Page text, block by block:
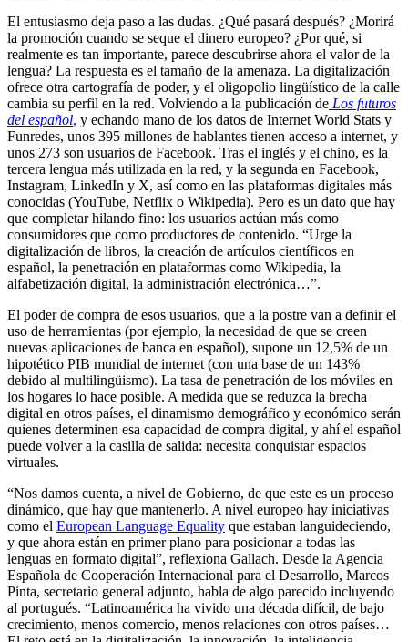
El entusiasmo deja paso a las dudas. ¿Qué pasará después? ¿Morirá
la promoción cuando se seque el dinero europeo? ¿Por qué, si
realmente es tan importante, parece descubrirse ahora el valor de la
lengua? La respuesta es el tamaño de la amenaza. La digitalización
ofrece otra cartografía de poder, y el oligopolio lingüístico de la calle
cambia su perfil en la red. Volviendo a la publicación de Los futuros
del español, y echando mano de los datos de Internet World Stats y
Funredes, unos 395 millones de hablantes tienen acceso a internet, y
unos 273 son usuarios de Facebook. Tras el inglés y el chino, es la
tercera lengua más utilizada en la red, y la segunda en Facebook,
Instagram, LinkedIn y X, así como en las plataformas digitales más
conocidas (YouTube, Netflix o Wikipedia). Pero es un dato que hay
que completar hilando fino: los usuarios actúan más como
consumidores que como productores de contenido. “Urge la
digitalización de libros, la creación de artículos científicos en
español, la penetración en plataformas como Wikipedia, la
alfabetización digital, la administración electrónica…”.
El poder de compra de esos usuarios, que a la postre van a definir el
uso de herramientas (por ejemplo, la necesidad de que se creen
nuevas aplicaciones de banca en español), supone un 12,5% de un
hipotético PIB mundial de internet (con una base de un 143%
debido al multilingüismo). La tasa de penetración de los móviles en
los hogares lo hace posible. A medida que se reduzca la brecha
digital en otros países, el dinamismo demográfico y económico serán
quienes determinen esa capacidad de compra digital, y ahí el español
puede volver a la casilla de salida: necesita conquistar espacios
virtuales.
“Nos damos cuenta, a nivel de Gobierno, de que este es un proceso
dinámico, que hay que mantenerlo. A nivel europeo hay iniciativas
como el European Language Equality que estaban languideciendo,
y que ahora están en primer plano para posicionar a todas las
lenguas en formato digital”, reflexiona Gallach. Desde la Agencia
Española de Cooperación Internacional para el Desarrollo, Marcos
Pinta, secretario general adjunto, habla de algo parecido incluyendo
al portugués. “Latinoamérica ha vivido una década difícil, de bajo
crecimiento, menos comercio, menos relaciones con otros países…